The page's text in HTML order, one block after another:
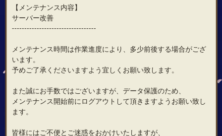
【メンテナンス内容】
サーバー改善
----------------------------------
メンテナンス時間は作業進度により、多少前後する場合がござ
います。
予めご了承くださいますよう宜しくお願い致します。
また誠にお手数ではございますが、データ保護のため、
メンテナンス開始前にログアウトして頂きますようお願い致し
ます。
皆様にはご不便とご迷惑をおかけいたしますが、